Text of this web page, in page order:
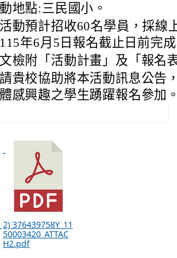
地點:三民國小。
動預計招收60名學員，採線
年6月5日報名截止日前完
檢附「活動計畫」及「報名
貴校協助將本活動訊息公告
感興趣之學生踴躍報名參加
2) 376439758Y_11
50003420_ATTAC
H2.pdf